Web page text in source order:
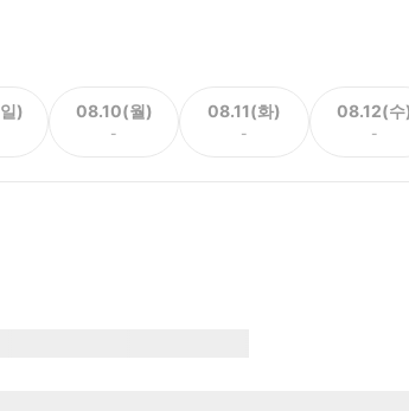
) 08.10(월)
-
08.11(화)
-
08.12(수
-